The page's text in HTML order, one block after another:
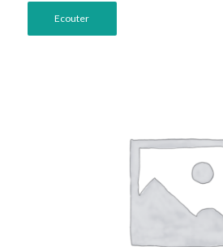
Ecouter